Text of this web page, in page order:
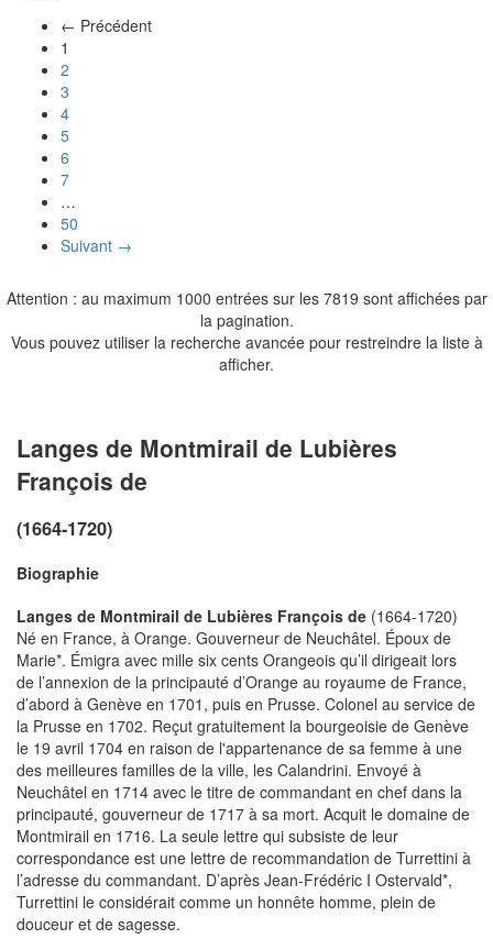
← Précédent
1
2
3
4
5
6
7
…
50
Suivant →
Attention : au maximum 1000 entrées sur les 7819 sont affichées par
la pagination.
Vous pouvez utiliser la recherche avancée pour restreindre la liste à
afficher.
Langes de Montmirail de Lubières
François de
(1664-1720)
Biographie
Langes de Montmirail de Lubières François de (1664-1720)
Né en France, à Orange. Gouverneur de Neuchâtel. Époux de
Marie*. Émigra avec mille six cents Orangeois qu’il dirigeait lors
de l’annexion de la principauté d’Orange au royaume de France,
d’abord à Genève en 1701, puis en Prusse. Colonel au service de
la Prusse en 1702. Reçut gratuitement la bourgeoisie de Genève
le 19 avril 1704 en raison de l'appartenance de sa femme à une
des meilleures familles de la ville, les Calandrini. Envoyé à
Neuchâtel en 1714 avec le titre de commandant en chef dans la
principauté, gouverneur de 1717 à sa mort. Acquit le domaine de
Montmirail en 1716. La seule lettre qui subsiste de leur
correspondance est une lettre de recommandation de Turrettini à
l’adresse du commandant. D’après Jean-Frédéric I Ostervald*,
Turrettini le considérait comme un honnête homme, plein de
douceur et de sagesse.